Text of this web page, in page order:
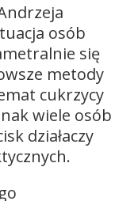
osób
się
metody
cukrzycy
wiele osób
działaczy